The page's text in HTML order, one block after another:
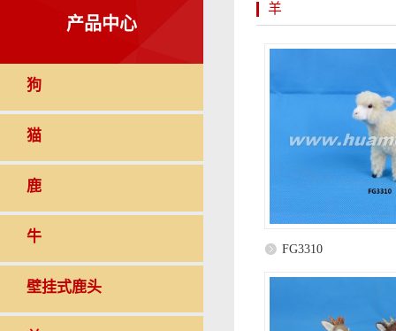
产品中心
狗
猫
鹿
牛
壁挂式鹿头
羊
FG3310